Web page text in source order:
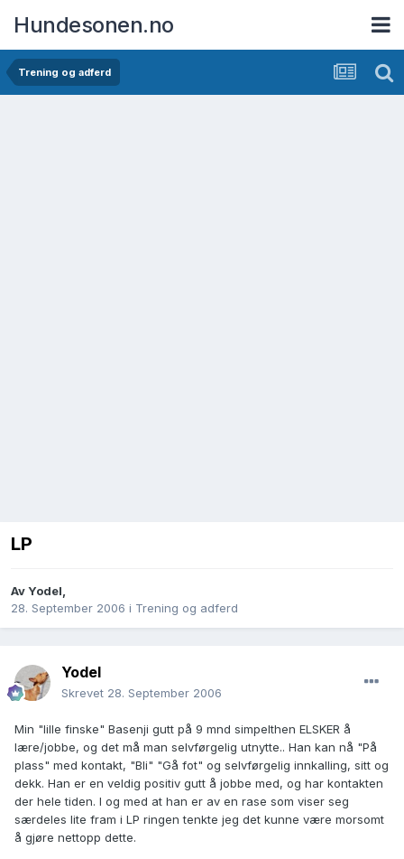
Hundesonen.no
Trening og adferd
LP
AvYodel,
28. September 2006 i Trening og adferd
Yodel
Skrevet 28. September 2006
Min "lille finske" Basenji gutt på 9 mnd simpelthen ELSKER å
lære/jobbe, og det må man selvførgelig utnytte.. Han kan nå "På
plass" med kontakt, "Bli" "Gå fot" og selvførgelig innkalling, sitt og
dekk. Han er en veldig positiv gutt å jobbe med, og har kontakten
der hele tiden. I og med at han er av en rase som viser seg
særdeles lite fram i LP ringen tenkte jeg det kunne være morsomt
å gjøre nettopp dette.